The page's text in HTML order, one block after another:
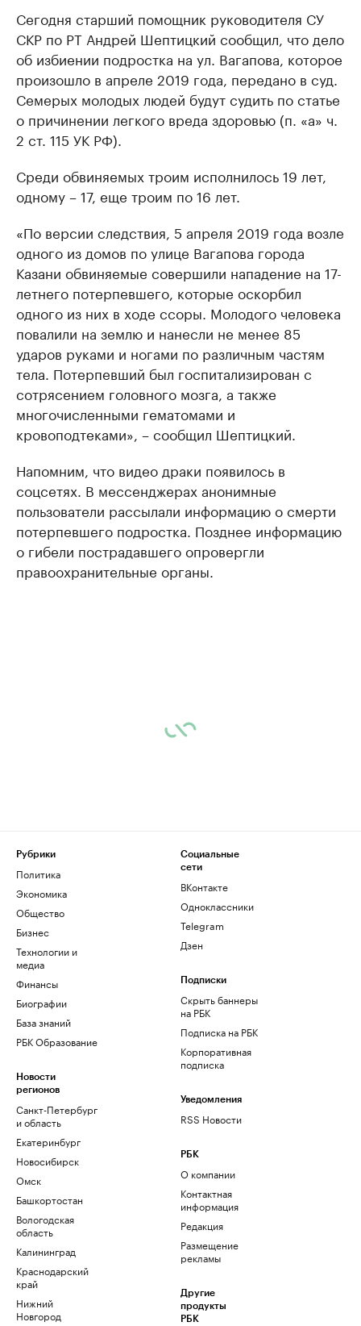
Сегодня старший помощник руководителя СУ
СКР по РТ Андрей Шептицкий сообщил, что дело
об избиении подростка на ул. Вагапова, которое
произошло в апреле 2019 года, передано в суд.
Семерых молодых людей будут судить по статье
о причинении легкого вреда здоровью (п. «а» ч.
2 ст. 115 УК РФ).
Среди обвиняемых троим исполнилось 19 лет,
одному – 17, еще троим по 16 лет.
«По версии следствия, 5 апреля 2019 года возле
одного из домов по улице Вагапова города
Казани обвиняемые совершили нападение на 17-
летнего потерпевшего, которые оскорбил
одного из них в ходе ссоры. Молодого человека
повалили на землю и нанесли не менее 85
ударов руками и ногами по различным частям
тела. Потерпевший был госпитализирован с
сотрясением головного мозга, а также
многочисленными гематомами и
кровоподтеками», – сообщил Шептицкий.
Напомним, что видео драки появилось в
соцсетях. В мессенджерах анонимные
пользователи рассылали информацию о смерти
потерпевшего подростка. Позднее информацию
о гибели пострадавшего опровергли
правоохранительные органы.
Рубрики
Политика
Экономика
Общество
Бизнес
Технологии и
медиа
Финансы
Биографии
База знаний
РБК Образование
Новости
регионов
Санкт-Петербург
и область
Екатеринбург
Новосибирск
Омск
Башкортостан
Вологодская
область
Калининград
Краснодарский
край
Нижний
Новгород
Социальные
сети
ВКонтакте
Одноклассники
Telegram
Дзен
Подписки
Скрыть баннеры
на РБК
Подписка на РБК
Корпоративная
подписка
Уведомления
RSS Новости
РБК
О компании
Контактная
информация
Редакция
Размещение
рекламы
Другие
продукты
РБК